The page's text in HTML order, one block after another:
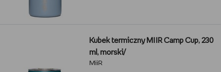
Kubek termiczny MIIR Camp Cup, 230
ml, morski/
MiiR